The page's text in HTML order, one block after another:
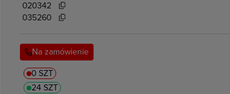
020342
035260
Na zamówienie
0 SZT
24 SZT